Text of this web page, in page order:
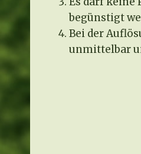
begünstigt
Bei der
unmittelbar